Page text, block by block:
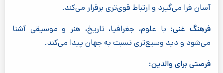
آسان فرا می‌گیرد و ارتباط قوی‌تری برقرار می‌کند.
فرهنگ غنی: با علوم، جغرافیا، تاریخ، هنر و موسیقی آشنا
می‌شود و دید وسیع‌تری نسبت به جهان پیدا می‌کند.
فرصتی برای والدین: